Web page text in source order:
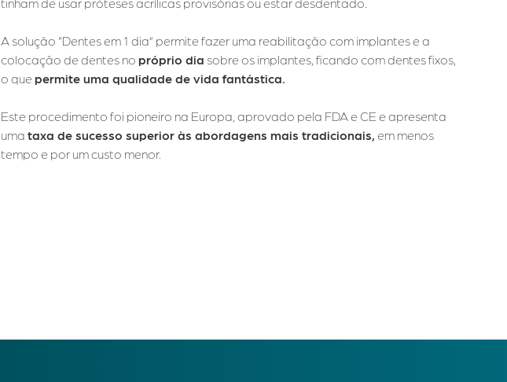
A solução “Dentes em 1 dia” permite fazer uma reabilitação com implantes e a
colocação de dentes no próprio dia sobre os implantes, ficando com dentes fixos,
o que permite uma qualidade de vida fantástica.
Este procedimento foi pioneiro na Europa, aprovado pela FDA e CE e apresenta
uma taxa de sucesso superior às abordagens mais tradicionais, em menos
tempo e por um custo menor.